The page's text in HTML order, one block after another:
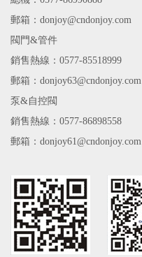
郵箱：donjoy@cndonjoy.com
閥門&管件
銷售熱線：0577-85518999
郵箱：donjoy63@cndonjoy.com
泵&自控閥
銷售熱線：0577-86898558
郵箱：donjoy61@cndonjoy.com